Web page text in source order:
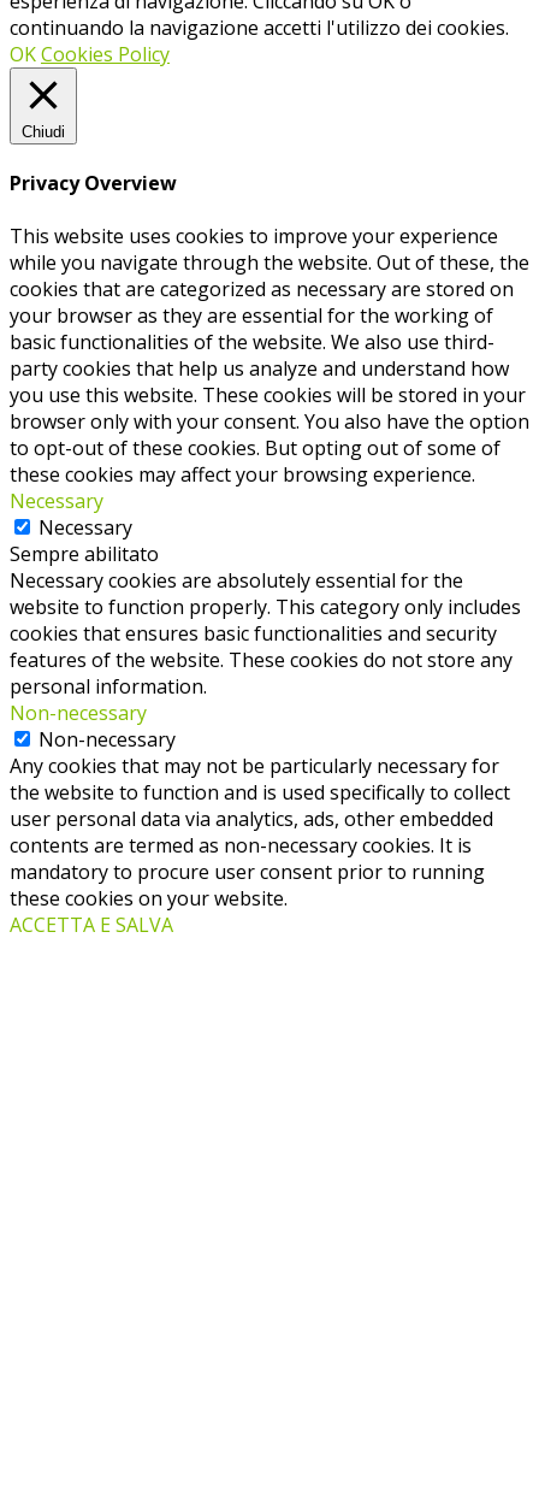
continuando la navigazione accetti l'utilizzo dei cookies.
OKCookies Policy
Chiudi
Privacy Overview
This website uses cookies to improve your experience
while you navigate through the website. Out of these, the
cookies that are categorized as necessary are stored on
your browser as they are essential for the working of
basic functionalities of the website. We also use third-
party cookies that help us analyze and understand how
you use this website. These cookies will be stored in your
browser only with your consent. You also have the option
to opt-out of these cookies. But opting out of some of
these cookies may affect your browsing experience.
Necessary
Necessary
Sempre abilitato
Necessary cookies are absolutely essential for the
website to function properly. This category only includes
cookies that ensures basic functionalities and security
features of the website. These cookies do not store any
personal information.
Non-necessary
Non-necessary
Any cookies that may not be particularly necessary for
the website to function and is used specifically to collect
user personal data via analytics, ads, other embedded
contents are termed as non-necessary cookies. It is
mandatory to procure user consent prior to running
these cookies on your website.
ACCETTA E SALVA